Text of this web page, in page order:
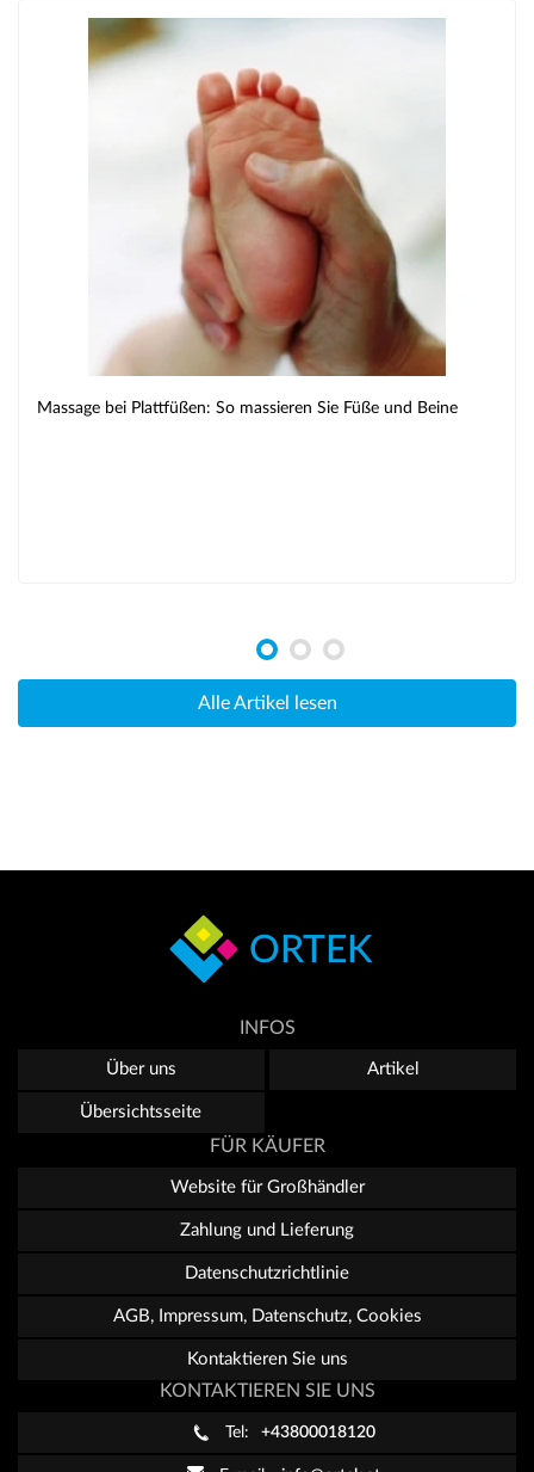
Massage bei Plattfüßen: So massieren Sie Füße und Beine
Alle Artikel lesen
ORTEK
INFOS
Über uns Artikel
Übersichtsseite
FÜR KÄUFER
Website für Großhändler
Zahlung und Lieferung
Datenschutzrichtlinie
AGB, Impressum, Datenschutz, Cookies
Kontaktieren Sie uns
KONTAKTIEREN SIE UNS
Tel: +43800018120